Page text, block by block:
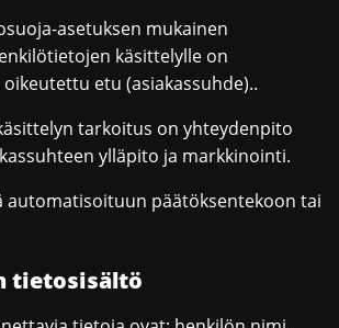
asetuksen mukainen
käsittelylle on
etu (asiakassuhde)..
tarkoitus on yhteydenpito
ylläpito ja markkinointi.
automatisoituun päätöksentekoon tai
tietosisältö